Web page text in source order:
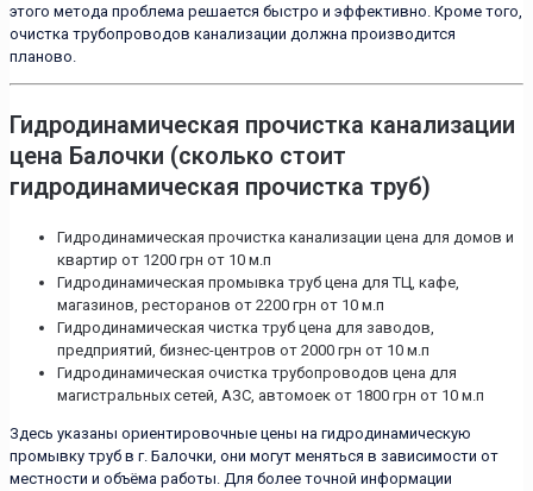
этого метода проблема решается быстро и эффективно. Кроме того,
очистка трубопроводов канализации должна производится
планово.
Гидродинамическая прочистка канализации
цена Балочки (сколько стоит
гидродинамическая прочистка труб)
Гидродинамическая прочистка канализации цена для домов и
квартир от 1200 грн от 10 м.п
Гидродинамическая промывка труб цена для ТЦ, кафе,
магазинов, ресторанов от 2200 грн от 10 м.п
Гидродинамическая чистка труб цена для заводов,
предприятий, бизнес-центров от 2000 грн от 10 м.п
Гидродинамическая очистка трубопроводов цена для
магистральных сетей, АЗС, автомоек от 1800 грн от 10 м.п
Здесь указаны ориентировочные цены на гидродинамическую
промывку труб в г. Балочки, они могут меняться в зависимости от
местности и объёма работы. Для более точной информации